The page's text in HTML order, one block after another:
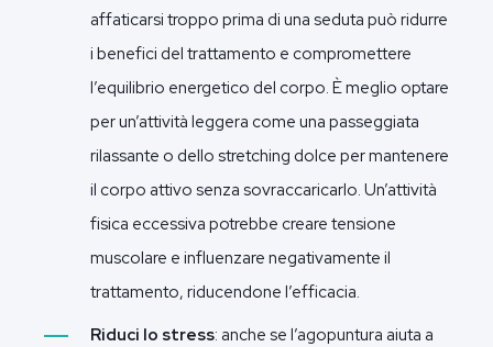
affaticarsi troppo prima di una seduta può ridurre
i benefici del trattamento e compromettere
l’equilibrio energetico del corpo. È meglio optare
per un’attività leggera come una passeggiata
rilassante o dello stretching dolce per mantenere
il corpo attivo senza sovraccaricarlo. Un’attività
fisica eccessiva potrebbe creare tensione
muscolare e influenzare negativamente il
trattamento, riducendone l’efficacia.
Riduci lo stress: anche se l’agopuntura aiuta a